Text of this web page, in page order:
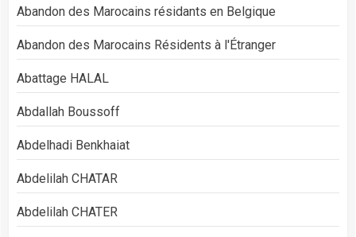
Abandon des Marocains résidants en Belgique
Abandon des Marocains Résidents à l'Étranger
Abattage HALAL
Abdallah Boussoff
Abdelhadi Benkhaiat
Abdelilah CHATAR
Abdelilah CHATER